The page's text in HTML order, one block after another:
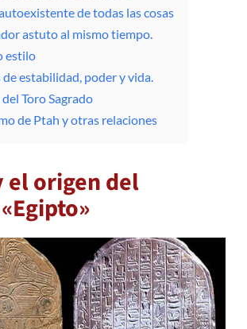
de todas las cosas
astuto al mismo tiempo.
estilo
de estabilidad, poder y vida.
Toro Sagrado
de Ptah y otras relaciones
el origen del